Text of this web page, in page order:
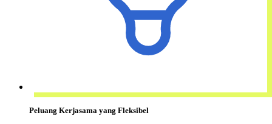
Peluang Kerjasama yang Fleksibel